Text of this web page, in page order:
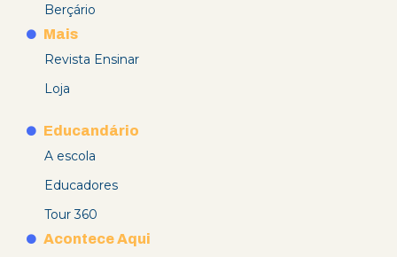
Berçário
Mais
Revista Ensinar
Loja
Educandário
A escola
Educadores
Tour 360
Acontece Aqui